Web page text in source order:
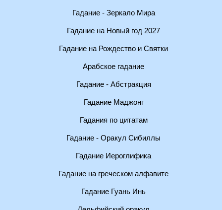
Гадание - Зеркало Мира
Гадание на Новый год 2027
Гадание на Рождество и Святки
Арабское гадание
Гадание - Абстракция
Гадание Маджонг
Гадания по цитатам
Гадание - Оракул Сибиллы
Гадание Иероглифика
Гадание на греческом алфавите
Гадание Гуань Инь